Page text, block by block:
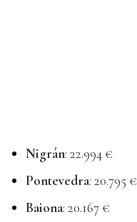
Nigrán: 22.994 €
Pontevedra: 20.795 €
Baiona: 20.167 €